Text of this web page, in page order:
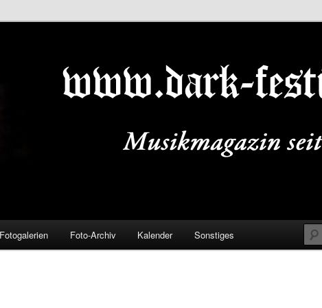
Fotogalerien Foto-Archiv Kalender Sonstiges